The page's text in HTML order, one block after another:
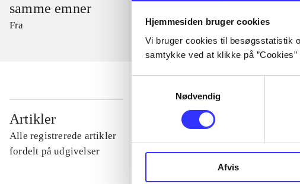
Hjemmesiden bruger cookies
Vi bruger cookies til besøgsstatistik
samtykke ved at klikke på
Nødvendig
Afvis
samme emner
Fra
Artikler
Alle registrerede artikler
fordelt på udgivelser
...